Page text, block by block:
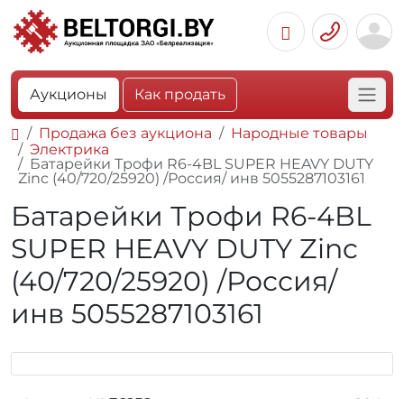
Аукционы Как продать
Продажа без аукциона
Народные товары
Электрика
Батарейки Трофи R6-4BL SUPER HEAVY DUTY
Zinc (40/720/25920) /Россия/ инв 5055287103161
Батарейки Трофи R6-4BL
SUPER HEAVY DUTY Zinc
(40/720/25920) /Россия/
инв 5055287103161